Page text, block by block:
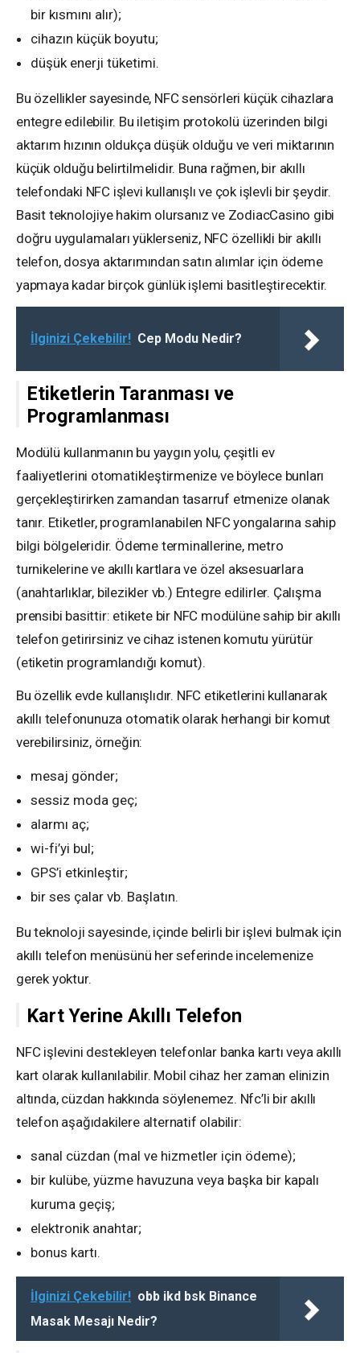
bir kısmını alır);
cihazın küçük boyutu;
düşük enerji tüketimi.
Bu özellikler sayesinde, NFC sensörleri küçük cihazlara
entegre edilebilir. Bu iletişim protokolü üzerinden bilgi
aktarım hızının oldukça düşük olduğu ve veri miktarının
küçük olduğu belirtilmelidir. Buna rağmen, bir akıllı
telefondaki NFC işlevi kullanışlı ve çok işlevli bir şeydir.
Basit teknolojiye hakim olursanız ve ZodiacCasino gibi
doğru uygulamaları yüklerseniz, NFC özellikli bir akıllı
telefon, dosya aktarımından satın alımlar için ödeme
yapmaya kadar birçok günlük işlemi basitleştirecektir.
İlginizi Çekebilir! Cep Modu Nedir?
Etiketlerin Taranması ve
Programlanması
Modülü kullanmanın bu yaygın yolu, çeşitli ev
faaliyetlerini otomatikleştirmenize ve böylece bunları
gerçekleştirirken zamandan tasarruf etmenize olanak
tanır. Etiketler, programlanabilen NFC yongalarına sahip
bilgi bölgeleridir. Ödeme terminallerine, metro
turnikelerine ve akıllı kartlara ve özel aksesuarlara
(anahtarlıklar, bilezikler vb.) Entegre edilirler. Çalışma
prensibi basittir: etikete bir NFC modülüne sahip bir akıllı
telefon getirirsiniz ve cihaz istenen komutu yürütür
(etiketin programlandığı komut).
Bu özellik evde kullanışlıdır. NFC etiketlerini kullanarak
akıllı telefonunuza otomatik olarak herhangi bir komut
verebilirsiniz, örneğin:
mesaj gönder;
sessiz moda geç;
alarmı aç;
wi-fi’yi bul;
GPS’i etkinleştir;
bir ses çalar vb. Başlatın.
Bu teknoloji sayesinde, içinde belirli bir işlevi bulmak için
akıllı telefon menüsünü her seferinde incelemenize
gerek yoktur.
Kart Yerine Akıllı Telefon
NFC işlevini destekleyen telefonlar banka kartı veya akıllı
kart olarak kullanılabilir. Mobil cihaz her zaman elinizin
altında, cüzdan hakkında söylenemez. Nfc’li bir akıllı
telefon aşağıdakilere alternatif olabilir:
sanal cüzdan (mal ve hizmetler için ödeme);
bir kulübe, yüzme havuzuna veya başka bir kapalı
kuruma geçiş;
elektronik anahtar;
bonus kartı.
İlginizi Çekebilir! obb ikd bsk Binance
Masak Mesajı Nedir?